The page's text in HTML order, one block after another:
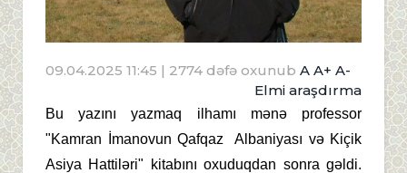
09.04.2025 11:45 | 2774 dəfə oxunub A A+ A-
Elmi araşdırma
Bu yazını yazmaq ilhamı mənə professor
"Kamran İmanovun Qafqaz Albaniyası və Kiçik
Asiya Hattiləri" kitabını oxuduqdan sonra gəldi.